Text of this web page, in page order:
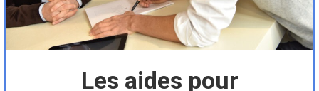
Les aides pour